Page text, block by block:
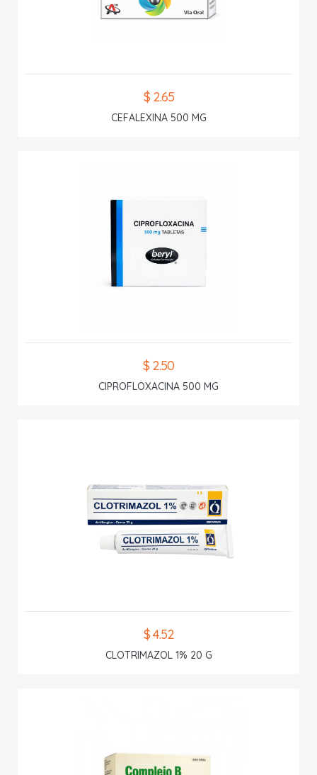
$ 2.65
CEFALEXINA 500 MG
$ 2.50
CIPROFLOXACINA 500 MG
$ 4.52
CLOTRIMAZOL 1% 20 G